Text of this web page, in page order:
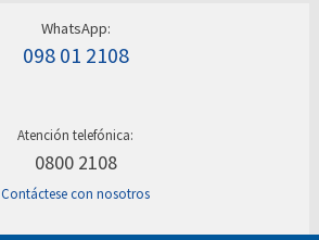
WhatsApp:
098 01 2108
Atención telefónica:
0800 2108
Contáctese con nosotros